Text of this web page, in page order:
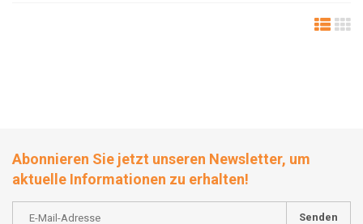
Abonnieren Sie jetzt unseren Newsletter, um
aktuelle Informationen zu erhalten!
Senden